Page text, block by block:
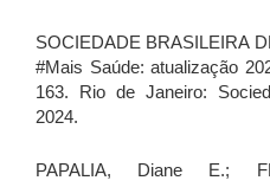
SOCIEDADE BRASILEIRA
#Mais Saúde: atualização
163. Rio de Janeiro:
2024.
PAPALIA, Diane E.;